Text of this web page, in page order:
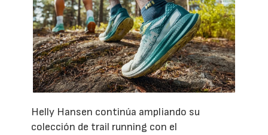
Helly Hansen continúa ampliando su
colección de trail running con el